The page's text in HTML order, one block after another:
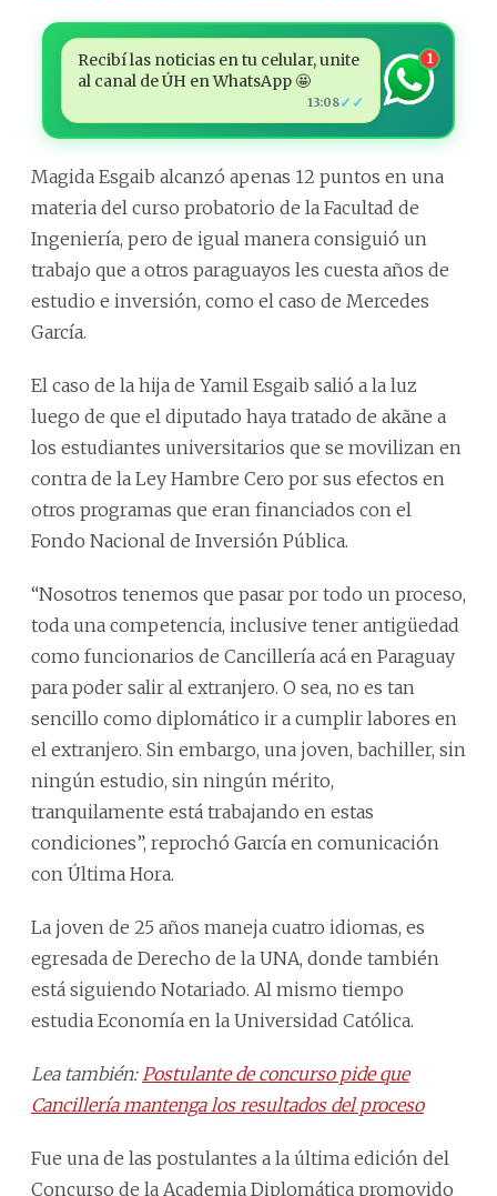
Recibí las noticias en tu celular, unite
al canal de ÚH en WhatsApp 🤩
13:08✓✓
1
Magida Esgaib alcanzó apenas 12 puntos en una
materia del curso probatorio de la Facultad de
Ingeniería, pero de igual manera consiguió un
trabajo que a otros paraguayos les cuesta años de
estudio e inversión, como el caso de Mercedes
García.
El caso de la hija de Yamil Esgaib salió a la luz
luego de que el diputado haya tratado de akãne a
los estudiantes universitarios que se movilizan en
contra de la Ley Hambre Cero por sus efectos en
otros programas que eran financiados con el
Fondo Nacional de Inversión Pública.
“Nosotros tenemos que pasar por todo un proceso,
toda una competencia, inclusive tener antigüedad
como funcionarios de Cancillería acá en Paraguay
para poder salir al extranjero. O sea, no es tan
sencillo como diplomático ir a cumplir labores en
el extranjero. Sin embargo, una joven, bachiller, sin
ningún estudio, sin ningún mérito,
tranquilamente está trabajando en estas
condiciones”, reprochó García en comunicación
con Última Hora.
La joven de 25 años maneja cuatro idiomas, es
egresada de Derecho de la UNA, donde también
está siguiendo Notariado. Al mismo tiempo
estudia Economía en la Universidad Católica.
Lea también: Postulante de concurso pide que
Cancillería mantenga los resultados del proceso
Fue una de las postulantes a la última edición del
Concurso de la Academia Diplomática promovido